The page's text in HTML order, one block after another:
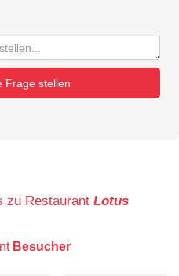
Frage stellen
zu Restaurant Lotus
Besucher